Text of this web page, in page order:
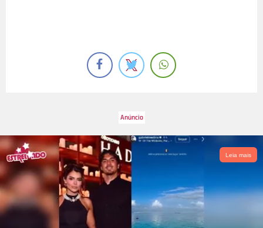
Leia mais